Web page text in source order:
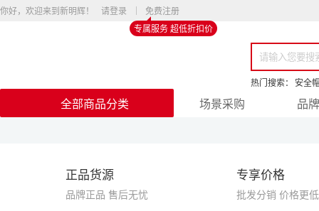
你好，欢迎来到新明辉！ 请登录
免费注册
专属服务 超低折扣价
热门搜索： 安全
全部商品分类 场景采购 品
正品货源
品牌正品 售后无忧
专享价格
批发分销 价格更低